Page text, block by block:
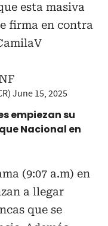
esta masiva
firma en contra
June 15, 2025
empiezan su
Nacional en
(9:07 a.m) en
a llegar
que se